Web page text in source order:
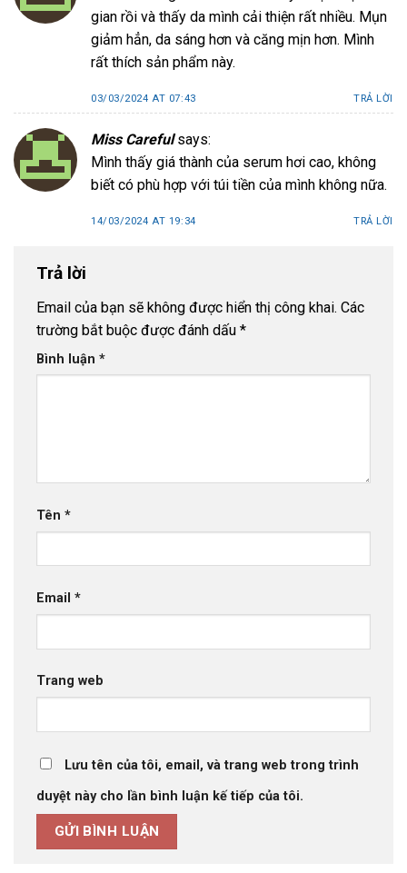
gian rồi và thấy da mình cải thiện rất nhiều. Mụn
giảm hẳn, da sáng hơn và căng mịn hơn. Mình
rất thích sản phẩm này.
03/03/2024 AT 07:43 TRẢ LỜI
Miss Careful says:
Mình thấy giá thành của serum hơi cao, không
biết có phù hợp với túi tiền của mình không nữa.
14/03/2024 AT 19:34 TRẢ LỜI
Trả lời
Email của bạn sẽ không được hiển thị công khai. Các
trường bắt buộc được đánh dấu *
Bình luận *
Tên *
Email *
Trang web
Lưu tên của tôi, email, và trang web trong trình
duyệt này cho lần bình luận kế tiếp của tôi.